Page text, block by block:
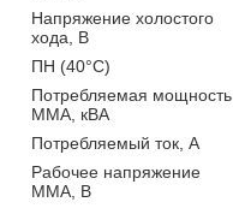
Напряжение холостого
хода, В
ПН (40°C)
Потребляемая мощность
ММА, кВА
Потребляемый ток, А
Рабочее напряжение
ММА, В